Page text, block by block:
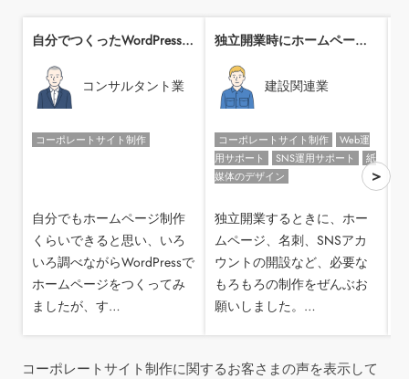
自分でつくったWordPressをリニューアルしてもらいました
コンサルタント業
コーポレートサイト制作
自分でもホームページ制作
くらいできると思い、いろ
いろ調べながらWordPressで
ホームページをつくってみ
ましたが、す…
独立開業時にホームページと名刺、SNS制作を依頼
建設関連業
コーポレートサイト制作
Web運
用サポート
SNS運用サポート
紙
媒体のデザイン
独立開業するときに、ホー
ムページ、名刺、SNSアカ
ウントの開設など、必要な
もろもろの制作をぜんぶお
願いしました。…
>
コーポレートサイト制作に関するお客さまの声を表示して